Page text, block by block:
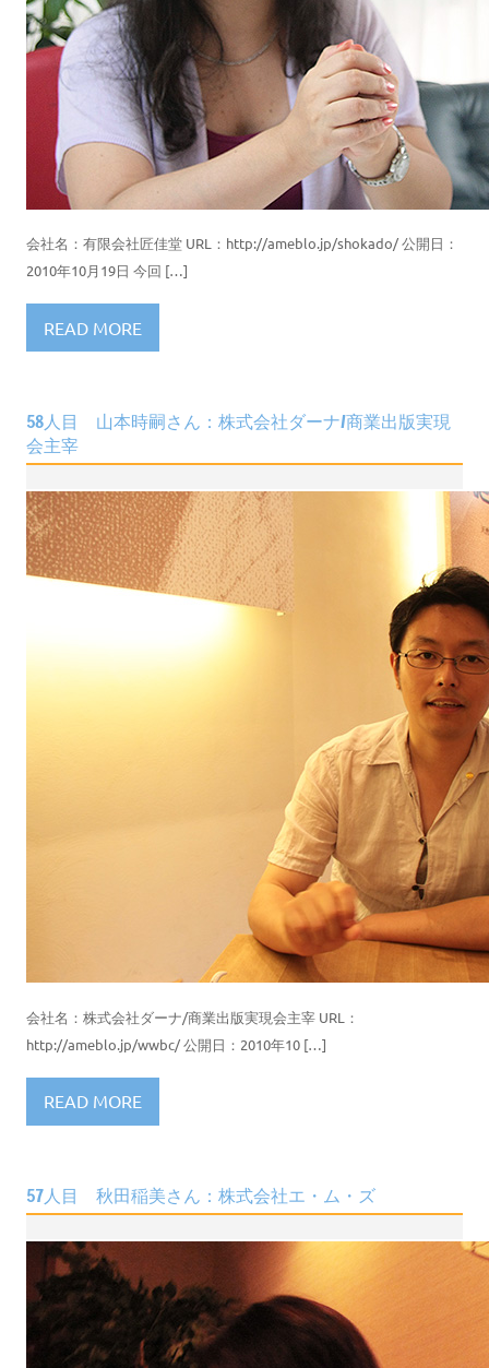
会社名：有限会社匠佳堂 URL：http://ameblo.jp/shokado/ 公開日：
2010年10月19日 今回 […]
READ MORE
58人目 山本時嗣さん：株式会社ダーナ/商業出版実現
会主宰
会社名：株式会社ダーナ/商業出版実現会主宰 URL：
http://ameblo.jp/wwbc/ 公開日：2010年10 […]
READ MORE
57人目 秋田稲美さん：株式会社エ・ム・ズ